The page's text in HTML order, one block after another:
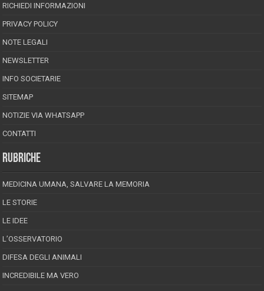
RICHIEDI INFORMAZIONI
PRIVACY POLICY
NOTE LEGALI
NEWSLETTER
INFO SOCIETARIE
SITEMAP
NOTIZIE VIA WHATSAPP
CONTATTI
RUBRICHE
MEDICINA UMANA, SALVARE LA MEMORIA
LE STORIE
LE IDEE
L’OSSERVATORIO
DIFESA DEGLI ANIMALI
INCREDIBILE MA VERO